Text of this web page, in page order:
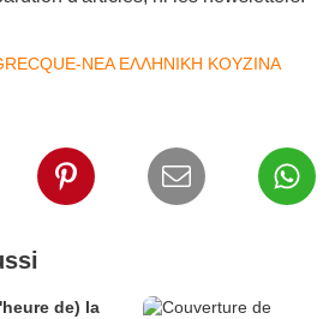
ΝΕΑ ΕΛΛΗΝΙΚΗ ΚΟΥΖΙΝΑ
de) la